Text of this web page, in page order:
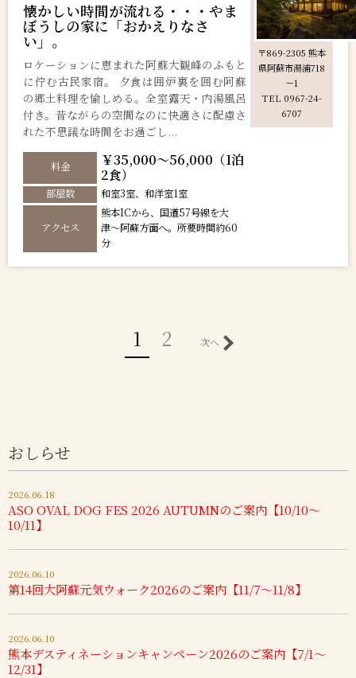
懐かしい時間が流れる・・・やま
ぼうしの家に「おかえりなさ
い」。
ロケーションに恵まれた阿蘇大観峰のふもと
に佇む古民家宿。 夕食は囲炉裏を囲む阿蘇
の郷土料理を愉しめる。全室露天・内湯風呂
付き。昔ながらの空間なのに快適さに配慮さ
れた不思議な時間をお過ごし...
料金
￥35,000～56,000（1泊
2食）
部屋数 和室3室、和洋室1室
アクセス
熊本ICから、国道57号線を大
津〜阿蘇方面へ。所要時間約60
分
〒869-2305 熊本
県阿蘇市湯浦718
－1
TEL 0967-24-
6707
1 2 次へ
おしらせ
2026.06.18
ASO OVAL DOG FES 2026 AUTUMNのご案内【10/10～
10/11】
2026.06.10
第14回大阿蘇元気ウォーク2026のご案内【11/7～11/8】
2026.06.10
熊本デスティネーションキャンペーン2026のご案内【7/1～
12/31】